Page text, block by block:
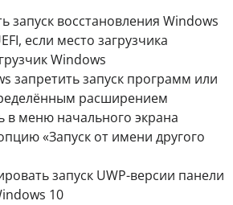
запуск восстановления Windows
если место загрузчика
Windows
запретить запуск программ или
расширением
в меню начального экрана
«Запуск от имени другого
запуск UWP-версии панели
10